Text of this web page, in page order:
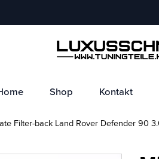
Shop Kontakt
Filter-back Land Rover Defender 90